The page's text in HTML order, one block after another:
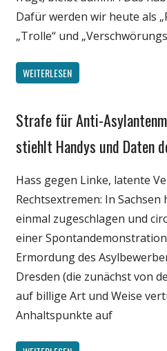
Satire
Wissenschaft
Dafür werden wir heute als
„Trolle“ und
WEITERLESEN
Gesellschaft
Politik
Technik
Wissenschaft
Strafe für Anti-
stiehlt Handys und Daten
Hass gegen Linke, latente
Rechtsextremen: In
einmal zugeschlagen und
einer
Ermordung des
Dresden (die zunächst von
auf billige Art und Weise
Anhaltspunkte auf